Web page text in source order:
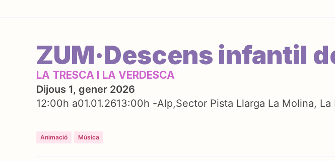
ZUM·Descens infantil
LA TRESCA I LA VERDESCA
Dijous 1, gener 2026
12:00h a01.01.2613:00h -Alp Sector Pista Llarga La Molina, La
Animació Música